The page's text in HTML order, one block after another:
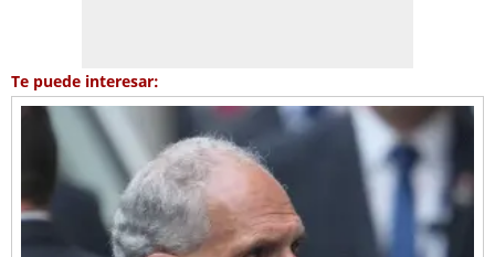
Te puede interesar: